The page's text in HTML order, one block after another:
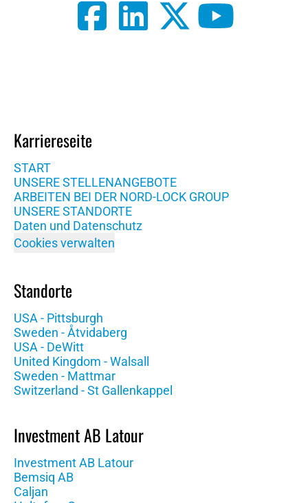
Karriereseite
START
UNSERE STELLENANGEBOTE
ARBEITEN BEI DER NORD-LOCK GROUP
UNSERE STANDORTE
Daten und Datenschutz
Cookies verwalten
Standorte
USA - Pittsburgh
Sweden - Åtvidaberg
USA - DeWitt
United Kingdom - Walsall
Sweden - Mattmar
Switzerland - St Gallenkappel
Investment AB Latour
Investment AB Latour
Bemsiq AB
Caljan